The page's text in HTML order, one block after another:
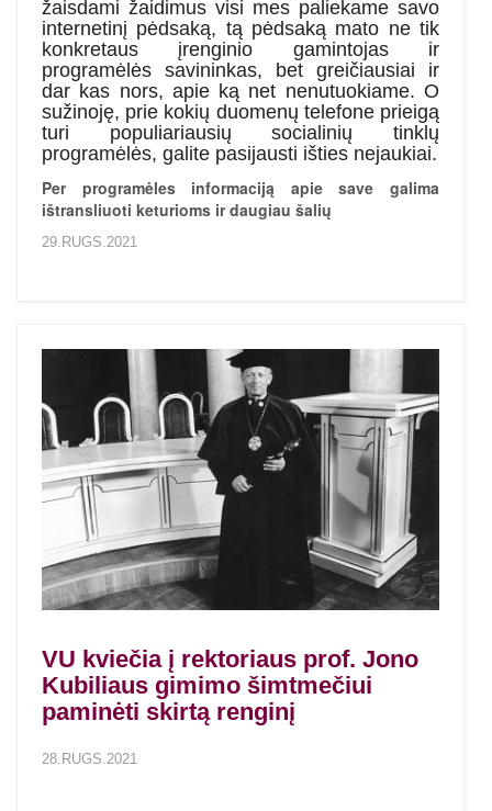
žaisdami žaidimus visi mes paliekame savo
internetinį pėdsaką, tą pėdsaką mato ne tik
konkretaus įrenginio gamintojas ir
programėlės savininkas, bet greičiausiai ir
dar kas nors, apie ką net nenutuokiame. O
sužinoję, prie kokių duomenų telefone prieigą
turi populiariausių socialinių tinklų
programėlės, galite pasijausti išties nejaukiai.
Per programėles informaciją apie save galima
ištransliuoti keturioms ir daugiau šalių
29.RUGS.2021
VU kviečia į rektoriaus prof. Jono
Kubiliaus gimimo šimtmečiui
paminėti skirtą renginį
28.RUGS.2021